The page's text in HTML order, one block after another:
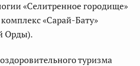
«Селитренное городище»
«Сарай-Бату»
Орды).
туризма